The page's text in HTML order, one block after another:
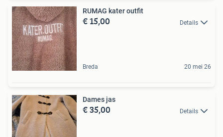
RUMAG kater outfit
€ 15,00 Details
Breda 20 mei 26
Dames jas
€ 35,00 Details